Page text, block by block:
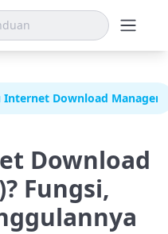
Download Manager
Download
Fungsi,